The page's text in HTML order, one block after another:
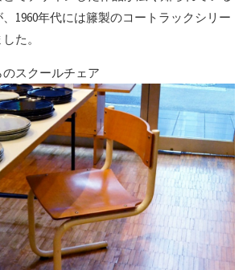
1960年代には籐製のコートラックシリー
た。
スクールチェア